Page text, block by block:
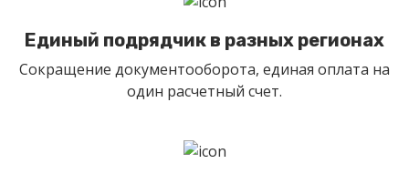
Единый подрядчик в разных регионах
Сокращение документооборота, единая оплата на
один расчетный счет.